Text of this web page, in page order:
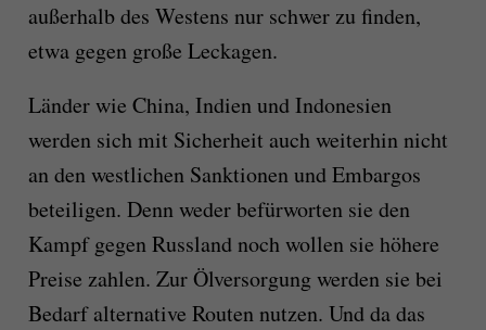
außerhalb des Westens nur schwer zu finden,
etwa gegen große Leckagen.
Länder wie China, Indien und Indonesien
werden sich mit Sicherheit auch weiterhin nicht
an den westlichen Sanktionen und Embargos
beteiligen. Denn weder befürworten sie den
Kampf gegen Russland noch wollen sie höhere
Preise zahlen. Zur Ölversorgung werden sie bei
Bedarf alternative Routen nutzen. Und da das